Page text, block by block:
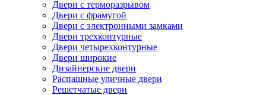
Двери с терморазрывом
Двери с фрамугой
Двери с электронными замками
Двери трехконтурные
Двери четырехконтурные
Двери широкие
Дизайнерские двери
Распашные уличные двери
Решетчатые двери